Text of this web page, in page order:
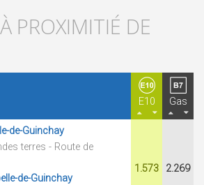
PROXIMITIÉ DE
E10 Gas
de-Guinchay
terres - Route de
de-Guinchay
1.573 2.269